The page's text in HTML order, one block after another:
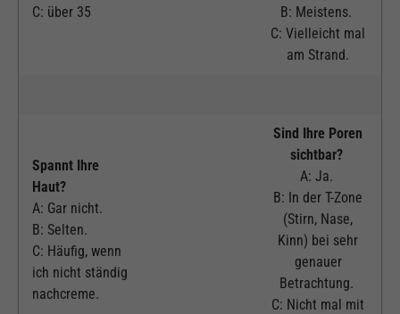
C: über 35
B: Meistens.
C: Vielleicht mal
am Strand.
Spannt Ihre
Haut?
A: Gar nicht.
B: Selten.
C: Häufig, wenn
ich nicht ständig
nachcreme.
Sind Ihre Poren
sichtbar?
A: Ja.
B: In der T-Zone
(Stirn, Nase,
Kinn) bei sehr
genauer
Betrachtung.
C: Nicht mal mit